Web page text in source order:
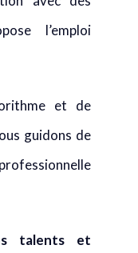
l’emploi
et de
guidons de
talents et